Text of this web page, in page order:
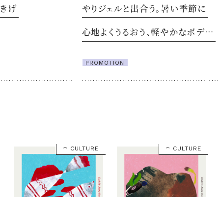
やりジェルと出合う。暑い季節に
心地よくうるおう、軽やかなボデ…
CULTURE CULTURE